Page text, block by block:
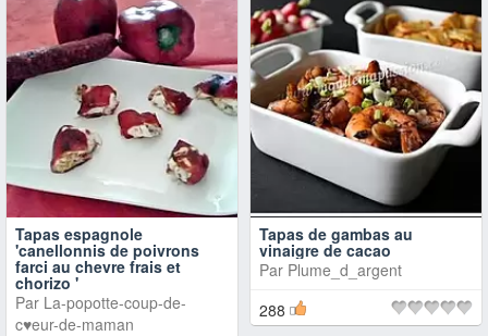
Tapas espagnole
'canellonnis de poivrons
farci au chevre frais et
chorizo '
Par La-popotte-coup-de-
c♥eur-de-maman
Tapas de gambas au
vinaigre de cacao
Par Plume_d_argent
288